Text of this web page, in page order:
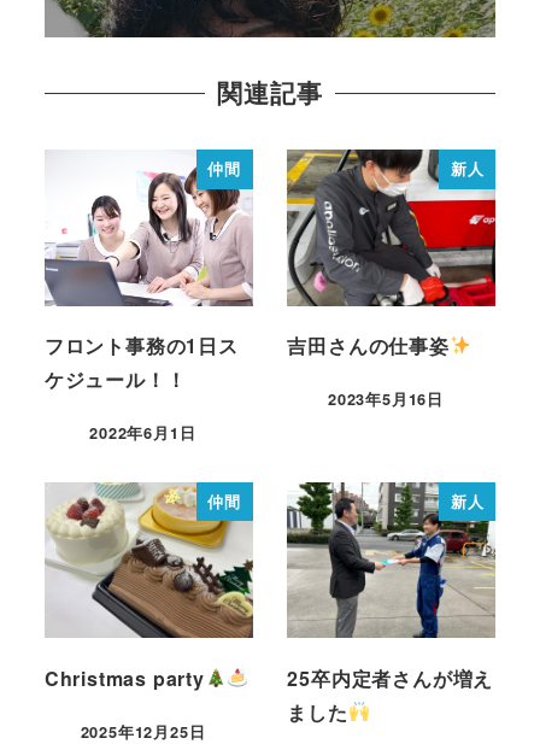
関連記事
仲間
フロント事務の1日ス
ケジュール！！
2022年6月1日
新人
吉田さんの仕事姿
2023年5月16日
仲間
Christmas party
2025年12月25日
新人
25卒内定者さんが増え
ました